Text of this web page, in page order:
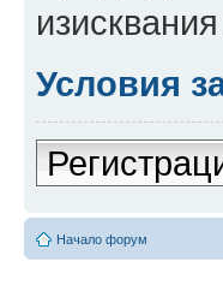
Условия
Начало форум